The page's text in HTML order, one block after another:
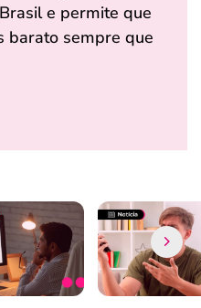
e permite que
barato sempre que